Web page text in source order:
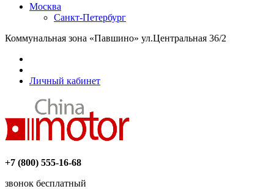
Москва
Санкт-Петербург
Коммунальная зона «Павшино» ул.Центральная 36/2
Личный кабинет
+7 (800) 555-16-68
звонок бесплатный